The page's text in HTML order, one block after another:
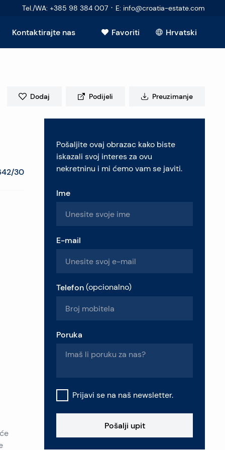
Tel./WA: +385 98 384 007 · E: info@croatia-estate.com
Kontaktirajte nas Favoriti Hrvatski
Vidi sve
30
Dodaj Podijeli Preuzimanje
Pošaljite ovaj obrazac kako biste
iskazali svoj interes za ovu
nekretninu i mi ćemo vam se javiti.
Ime
E-mail
Telefon (opcionalno)
Poruka
Prijavi se na naš newsletter.
Pošalji upit